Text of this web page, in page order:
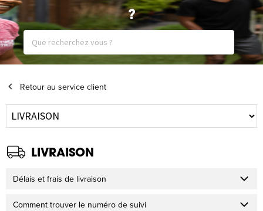
?
Retour au service client
LIVRAISON
Délais et frais de livraison
Comment trouver le numéro de suivi